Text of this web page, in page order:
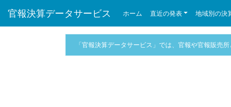
官報決算データサービス ホーム 直近の発表 地域別の決
「官報決算データサービス」では、官報や官報販売